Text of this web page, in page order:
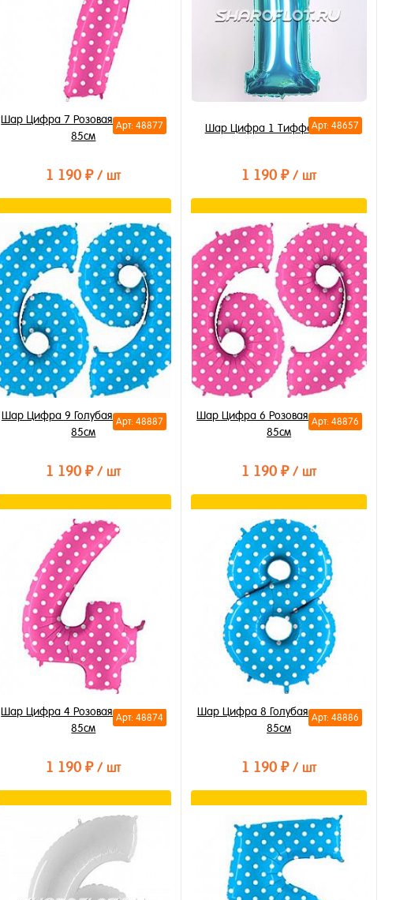
Арт: 48877
Шар Цифра 7 Розовая в горошек
85см
1 190 ₽/ шт
В корзину
Купить в 1 клик
В избранное
В наличии
Арт: 48657
Шар Цифра 1 Тиффани 85см
1 190 ₽/ шт
В корзину
Купить в 1 клик
В избранное
В наличии
Арт: 48887
Шар Цифра 9 Голубая в горошек
85см
1 190 ₽/ шт
В корзину
Купить в 1 клик
В избранное
В наличии
Арт: 48876
Шар Цифра 6 Розовая в горошек
85см
1 190 ₽/ шт
В корзину
Купить в 1 клик
В избранное
В наличии
Арт: 48874
Шар Цифра 4 Розовая в горошек
85см
1 190 ₽/ шт
В корзину
Купить в 1 клик
В избранное
В наличии
Арт: 48886
Шар Цифра 8 Голубая в горошек
85см
1 190 ₽/ шт
Купить в 1 клик
В избранное
В наличии